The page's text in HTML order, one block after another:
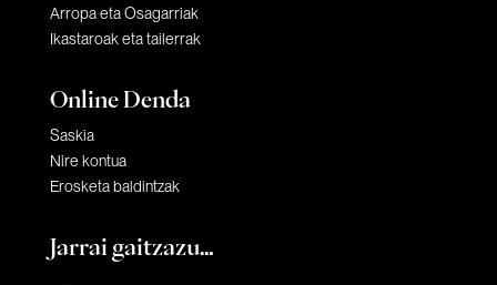
Arropa eta Osagarriak
Ikastaroak eta tailerrak
Online Denda
Saskia
Nire kontua
Erosketa baldintzak
Jarrai gaitzazu…